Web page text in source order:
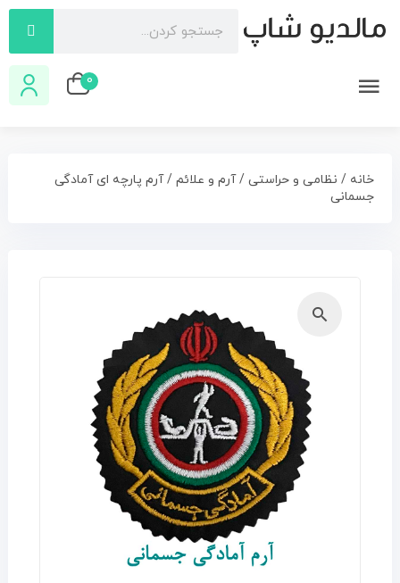
0
خانه / نظامی و حراستی/آرم و علائم/ آرم پارچه ای آمادگی
جسمانی